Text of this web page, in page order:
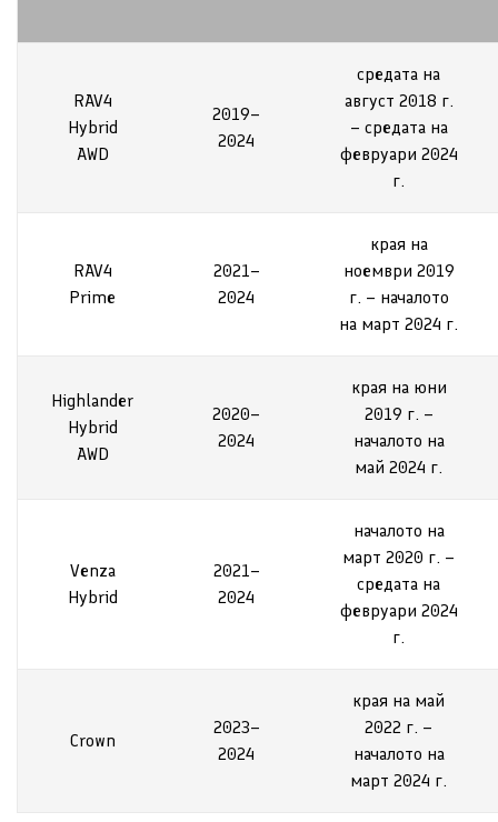
RAV4
Hybrid
AWD
2019–
2024
средата на
август 2018 г.
– средата на
февруари 2024
г.
RAV4
Prime
2021–
2024
края на
ноември 2019
г. – началото
на март 2024 г.
Highlander
Hybrid
AWD
2020–
2024
края на юни
2019 г. –
началото на
май 2024 г.
Venza
Hybrid
2021–
2024
началото на
март 2020 г. –
средата на
февруари 2024
г.
Crown
2023–
2024
края на май
2022 г. –
началото на
март 2024 г.